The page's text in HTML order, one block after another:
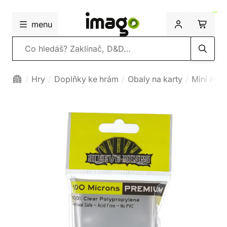
menu
Vyhledávání
Hry Doplňky ke hrám Obaly na karty Mini